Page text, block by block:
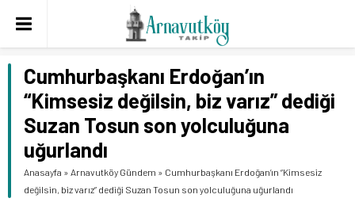
Cumhurbaşkanı Erdoğan’ın
“Kimsesiz değilsin, biz varız” dediği
Suzan Tosun son yolculuğuna
uğurlandı
Anasayfa » Arnavutköy Gündem » Cumhurbaşkanı Erdoğan’ın “Kimsesiz
değilsin, biz varız” dediği Suzan Tosun son yolculuğuna uğurlandı